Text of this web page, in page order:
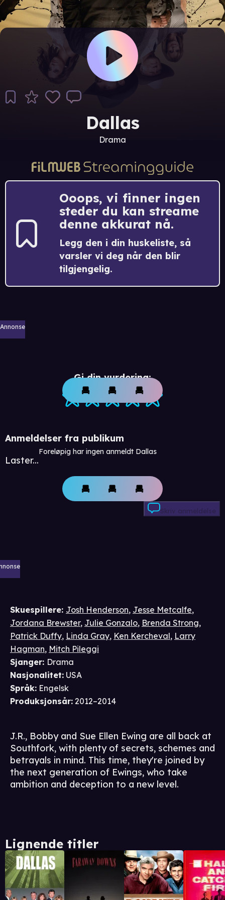
Dallas
Drama
Ooops, vi finner ingen
steder du kan streame
denne akkurat nå.
Legg den i din huskeliste, så
varsler vi deg når den blir
tilgjengelig.
Annonse
Gi din vurdering:
Anmeldelser fra publikum
Laster...
Foreløpig har ingen anmeldt Dallas
Skriv anmeldelse
Skuespillere: Josh Henderson, Jesse Metcalfe,
Jordana Brewster, Julie Gonzalo, Brenda Strong,
Patrick Duffy, Linda Gray, Ken Kercheval, Larry
Hagman, Mitch Pileggi
Sjanger: Drama
Nasjonalitet: USA
Språk: Engelsk
Produksjonsår: 2012–2014
J.R., Bobby and Sue Ellen Ewing are all back at
Southfork, with plenty of secrets, schemes and
betrayals in mind. This time, they're joined by
the next generation of Ewings, who take
ambition and deception to a new level.
Lignende titler